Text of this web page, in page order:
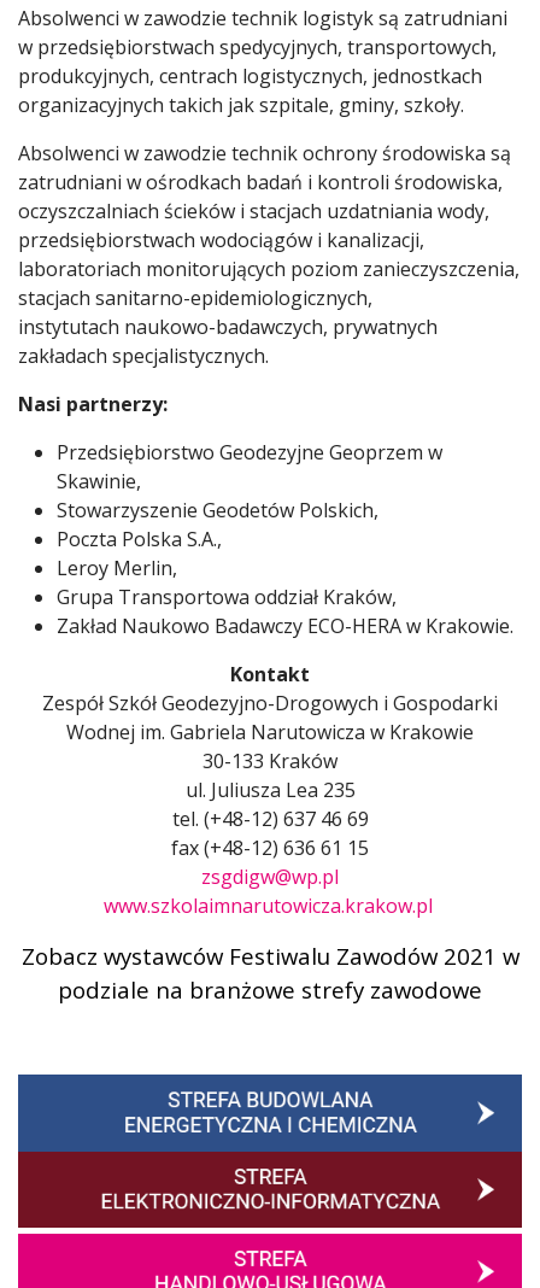
Absolwenci w zawodzie technik logistyk są zatrudniani
w przedsiębiorstwach spedycyjnych, transportowych,
produkcyjnych, centrach logistycznych, jednostkach
organizacyjnych takich jak szpitale, gminy, szkoły.
Absolwenci w zawodzie technik ochrony środowiska są
zatrudniani w ośrodkach badań i kontroli środowiska,
oczyszczalniach ścieków i stacjach uzdatniania wody,
przedsiębiorstwach wodociągów i kanalizacji,
laboratoriach monitorujących poziom zanieczyszczenia,
stacjach sanitarno-epidemiologicznych,
instytutach naukowo-badawczych, prywatnych
zakładach specjalistycznych.
Nasi partnerzy:
Przedsiębiorstwo Geodezyjne Geoprzem w
Skawinie,
Stowarzyszenie Geodetów Polskich,
Poczta Polska S.A.,
Leroy Merlin,
Grupa Transportowa oddział Kraków,
Zakład Naukowo Badawczy ECO-HERA w Krakowie.
Kontakt
Zespół Szkół Geodezyjno-Drogowych i Gospodarki
Wodnej im. Gabriela Narutowicza w Krakowie
30-133 Kraków
ul. Juliusza Lea 235
tel. (+48-12) 637 46 69
fax (+48-12) 636 61 15
zsgdigw@wp.pl
www.szkolaimnarutowicza.krakow.pl
Zobacz wystawców Festiwalu Zawodów 2021 w
podziale na branżowe strefy zawodowe